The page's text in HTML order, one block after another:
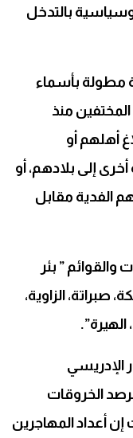
بالتدخل
مطولة بأسماء
منذ
أهلهم أو
إلى بلادهم، أو
الفدية مقابل
” بئر
صبراتة، الزاوية،
الإدريسي
الخروقات
إن أعداد المهاجرين